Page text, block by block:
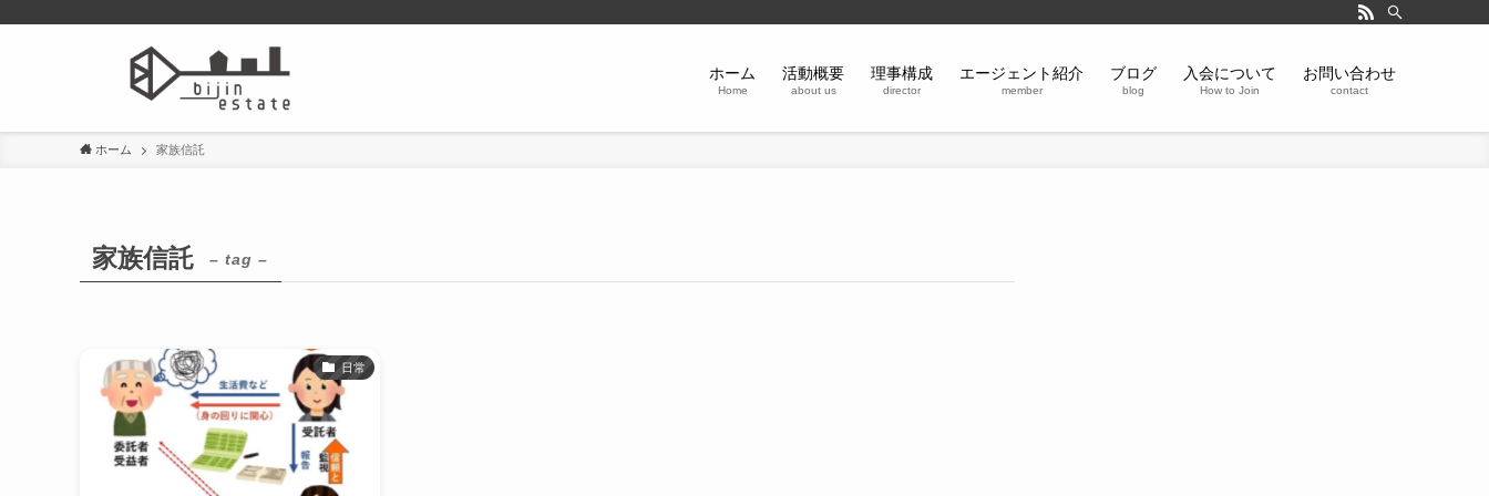
ホーム
Home
活動概要
about us
理事構成
director
エージェント紹介
member
ブログ
blog
入会について
How to Join
お問い合わせ
contact
ホーム 家族信託
家族信託 – tag –
日常